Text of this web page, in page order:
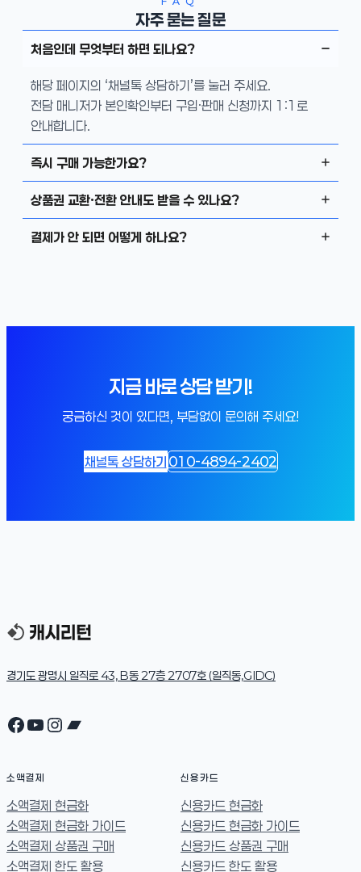
자주 묻는 질문
처음인데 무엇부터 하면 되나요?
해당 페이지의 ‘채널톡 상담하기’를 눌러 주세요.
전담 매니저가 본인확인부터 구입·판매 신청까지 1:1로
안내합니다.
즉시 구매 가능한가요?
상품권 교환·전환 안내도 받을 수 있나요?
결제가 안 되면 어떻게 하나요?
지금 바로 상담 받기!
궁금하신 것이 있다면, 부담없이 문의해 주세요!
채널톡 상담하기 010-4894-2402
경기도 광명시 일직로 43, B동 27층 2707호 (일직동,GIDC)
Facebook
YouTube
Instagram
Bandcamp
소액결제
소액결제 현금화
소액결제 현금화 가이드
소액결제 상품권 구매
소액결제 한도 활용
신용카드
신용카드 현금화
신용카드 현금화 가이드
신용카드 상품권 구매
신용카드 한도 활용